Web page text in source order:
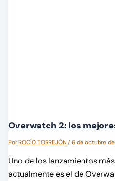
Overwatch 2: los
PorROCÍO TORREJÓN/6 de octubre
Uno de los lanzamientos
actualmente es el de